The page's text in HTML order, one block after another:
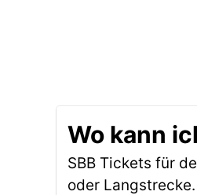
Wo kann
SBB Tickets für
oder